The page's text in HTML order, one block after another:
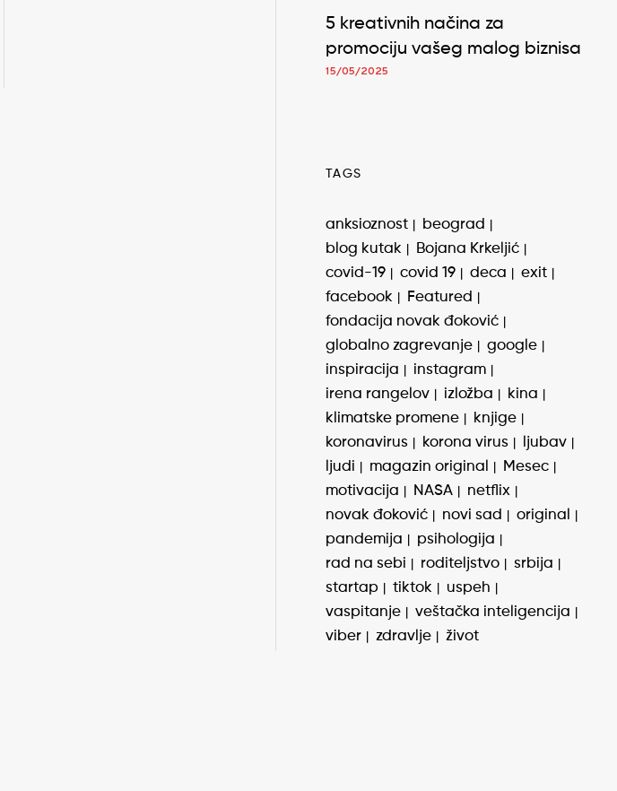
5 kreativnih načina za
promociju vašeg malog biznisa
15/05/2025
TAGS
anksioznost
beograd
blog kutak
Bojana Krkeljić
covid-19
covid 19 deca
exit
facebook
Featured
fondacija novak đoković
globalno zagrevanje
google
inspiracija
instagram
irena rangelov
izložba
kina
klimatske promene
knjige
koronavirus
korona virus
ljubav
ljudi
magazin original
Mesec
motivacija
NASA
netflix
novak đoković
novi sad
original
pandemija
psihologija
rad na sebi
roditeljstvo
srbija
startap
tiktok
uspeh
vaspitanje
veštačka inteligencija
viber
zdravlje život